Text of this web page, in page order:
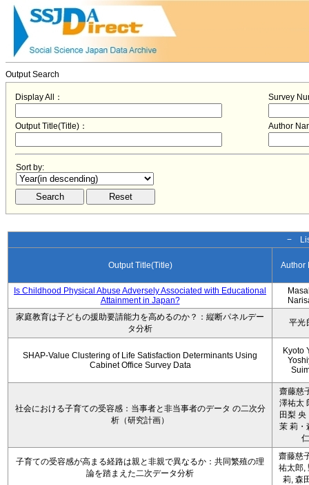
Output Search
Display All： Survey
Output Title(Title)： Author
Sort by:
−
Output Title(Title) Author
Is Childhood Physical Abuse Adversely Associated with Educational
Attainment in Japan?
家庭教育は子どもの援助要請能力を高めるのか？：縦断パネルデー
タ分析
平光
SHAP-Value Clustering of Life Satisfaction Determinants Using
Cabinet Office Survey Data
Kyoto
社会における子育ての受容感：当事者と非当事者のデータ の二次分
析（研究計画）
齋藤慈
澤祐太
田梨 央
茉 莉・
仁
子育ての受容感が高まる経路は親と非親で異なるか：共同繁殖の理
論を踏まえた二次データ分析
齋藤慈
祐太郎,
莉, 森